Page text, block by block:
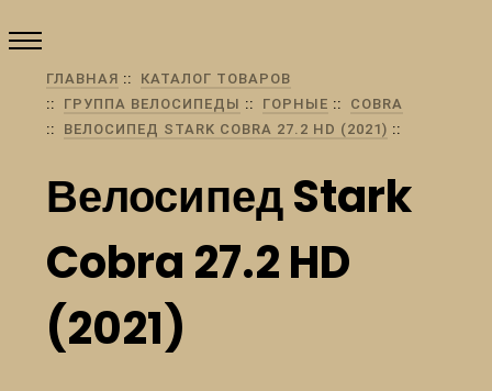
ГЛАВНАЯ
КАТАЛОГ ТОВАРОВ
ГРУППА ВЕЛОСИПЕДЫ
ГОРНЫЕ
COBRA
ВЕЛОСИПЕД STARK COBRA 27.2 HD (2021)
Велосипед Stark
Cobra 27.2 HD
(2021)